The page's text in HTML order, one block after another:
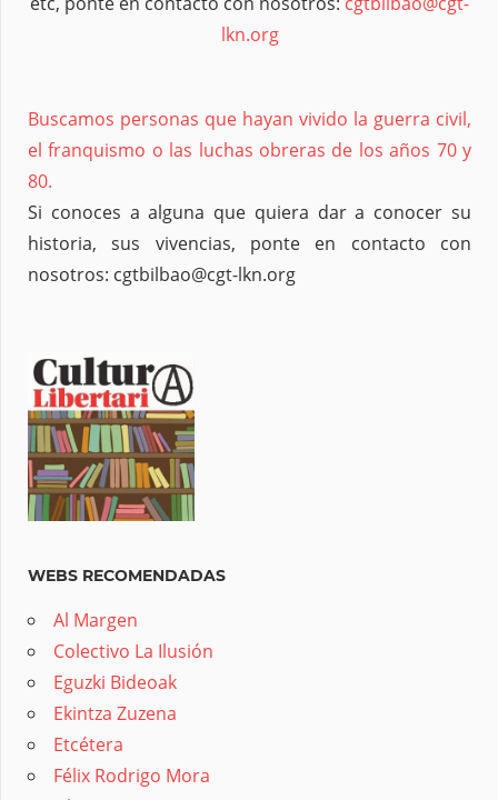
lkn.org
Buscamos personas que hayan vivido la guerra civil,
el franquismo o las luchas obreras de los años 70 y
80.
Si conoces a alguna que quiera dar a conocer su
historia, sus vivencias, ponte en contacto con
nosotros: cgtbilbao@cgt-lkn.org
WEBS RECOMENDADAS
Al Margen
Colectivo La Ilusión
Eguzki Bideoak
Ekintza Zuzena
Etcétera
Félix Rodrigo Mora